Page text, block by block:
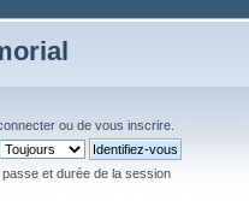
ou de vous inscrire
et durée de la session